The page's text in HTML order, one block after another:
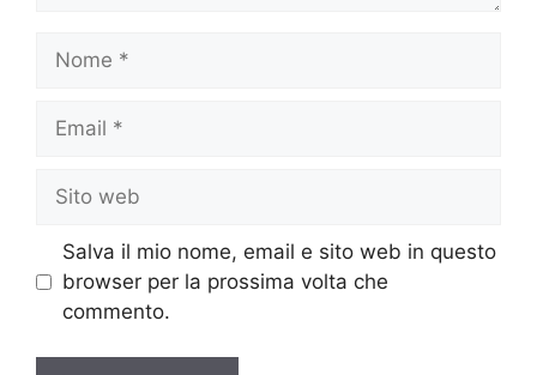
web
Salva il mio nome, email e sito web in questo
browser per la prossima volta che
commento.